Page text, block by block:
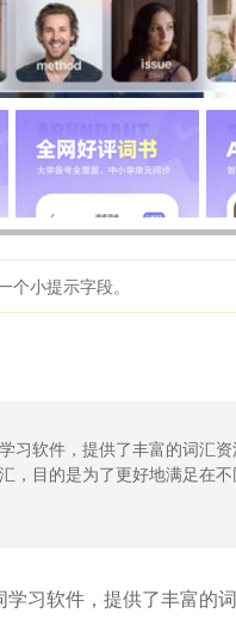
个小提示字段。
习软件，提供了丰富的词汇
，目的是为了更好地满足在
习软件，提供了丰富的